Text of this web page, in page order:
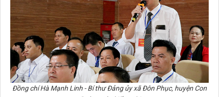
Đồng chíHà Mạnh Linh - Bí thư Đảng ủy xã Đôn Phục, huyện Con